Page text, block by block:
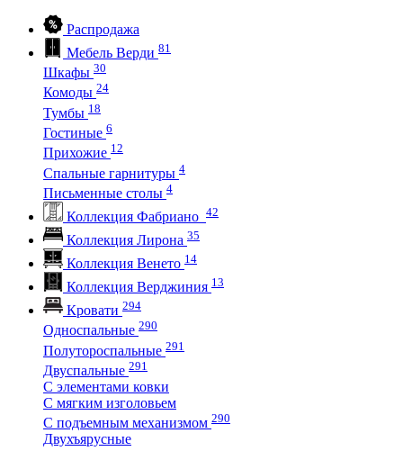
Распродажа
Мебель Верди 81
Шкафы 30
Комоды 24
Тумбы 18
Гостиные 6
Прихожие 12
Спальные гарнитуры 4
Письменные столы 4
Коллекция Фабриано 42
Коллекция Лирона 35
Коллекция Венето 14
Коллекция Верджиния 13
Кровати 294
Односпальные 290
Полутороспальные 291
Двуспальные 291
С элементами ковки
С мягким изголовьем
С подъемным механизмом 290
Двухъярусные